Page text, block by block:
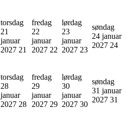
torsdag
21
januar
2027 21
fredag
22
januar
2027 22
lørdag
23
januar
2027 23
søndag
24 januar
2027 24
torsdag
28
januar
2027 28
fredag
29
januar
2027 29
lørdag
30
januar
2027 30
søndag
31 januar
2027 31